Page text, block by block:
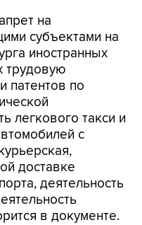
на
субъектами на
иностранных
трудовую
патентов по
легкового такси и
с
доставке
деятельность
в документе.